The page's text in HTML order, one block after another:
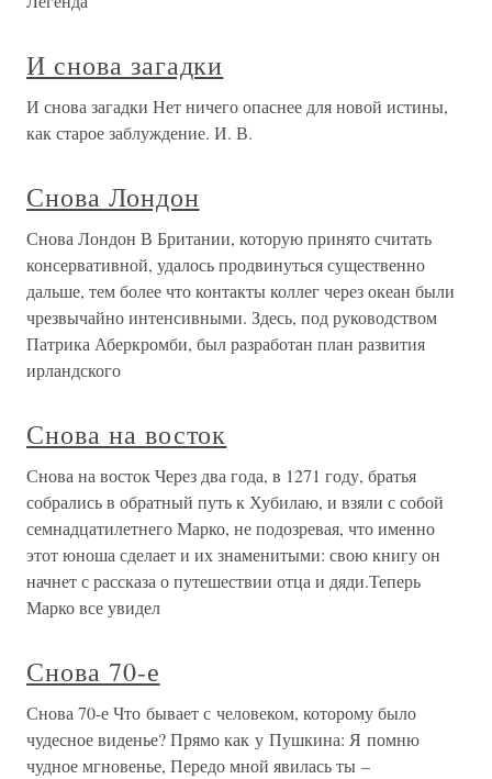
И снова загадки
И снова загадки Нет ничего опаснее для новой истины,
как старое заблуждение. И. В.
Снова Лондон
Снова Лондон В Британии, которую принято считать
консервативной, удалось продвинуться существенно
дальше, тем более что контакты коллег через океан были
чрезвычайно интенсивными. Здесь, под руководством
Патрика Аберкромби, был разработан план развития
ирландского
Снова на восток
Снова на восток Через два года, в 1271 году, братья
собрались в обратный путь к Хубилаю, и взяли с собой
семнадцатилетнего Марко, не подозревая, что именно
этот юноша сделает и их знаменитыми: свою книгу он
начнет с рассказа о путешествии отца и дяди.Теперь
Марко все увидел
Снова 70-е
Снова 70-е Что бывает с человеком, которому было
чудесное виденье? Прямо как у Пушкина: Я помню
чудное мгновенье, Передо мной явилась ты –